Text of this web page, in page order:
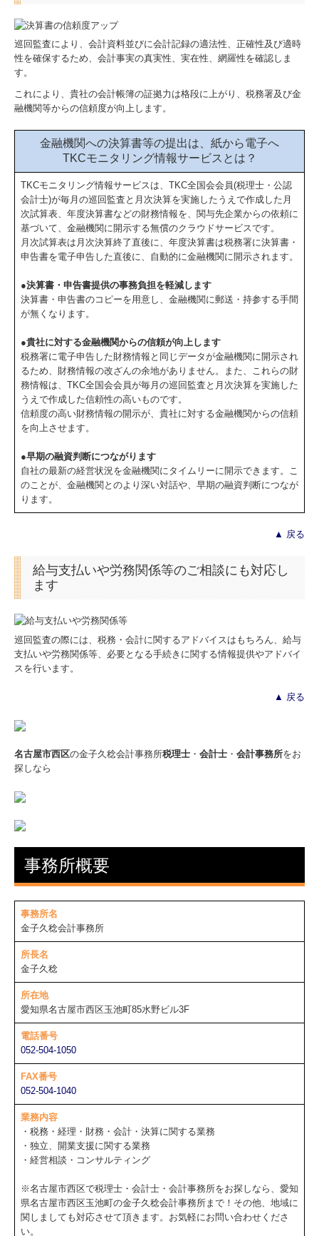
名古屋市西区の金子久稔会計事務所税理士 ・ 会計士 ・ 会計事務所をお
探しなら
巡回監査により、会計資料並びに会計記録の適法性、正確性及び適時
性を確保するため、会計事実の真実性、実在性、網羅性を確認しま
す。
これにより、貴社の会計帳簿の証拠力は格段に上がり、税務署及び金
融機関等からの信頼度が向上します。
金融機関への決算書等の提出は、紙から電子へ
TKCモニタリング情報サービスとは？
TKCモニタリング情報サービスは、TKC全国会会員(税理士・公認
会計士)が毎月の巡回監査と月次決算を実施したうえで作成した月
次試算表、年度決算書などの財務情報を、関与先企業からの依頼に
基づいて、金融機関に開示する無償のクラウドサービスです。
月次試算表は月次決算終了直後に、年度決算書は税務署に決算書・
申告書を電子申告した直後に、自動的に金融機関に開示されます。
●決算書・申告書提供の事務負担を軽減します
決算書・申告書のコピーを用意し、金融機関に郵送・持参する手間
が無くなります。
●貴社に対する金融機関からの信頼が向上します
税務署に電子申告した財務情報と同じデータが金融機関に開示され
るため、財務情報の改ざんの余地がありません。また、これらの財
務情報は、TKC全国会会員が毎月の巡回監査と月次決算を実施した
うえで作成した信頼性の高いものです。
信頼度の高い財務情報の開示が、貴社に対する金融機関からの信頼
を向上させます。
●早期の融資判断につながります
自社の最新の経営状況を金融機関にタイムリーに開示できます。こ
のことが、金融機関とのより深い対話や、早期の融資判断につなが
ります。
▲ 戻る
給与支払いや労務関係等のご相談にも対応し
ます
巡回監査の際には、税務・会計に関するアドバイスはもちろん、給与
支払いや労務関係等、必要となる手続きに関する情報提供やアドバイ
スを行います。
▲ 戻る
事務所概要
事務所名
金子久稔会計事務所
所長名
金子久稔
所在地
愛知県名古屋市西区玉池町85水野ビル3F
電話番号
052-504-1050
FAX番号
052-504-1040
業務内容
・税務・経理・財務・会計・決算に関する業務
・独立、開業支援に関する業務
・経営相談・コンサルティング
※名古屋市西区で税理士・会計士・会計事務所をお探しなら、愛知
県名古屋市西区玉池町の金子久稔会計事務所まで！その他、地域に
関しましても対応させて頂きます。お気軽にお問い合わせくださ
い。